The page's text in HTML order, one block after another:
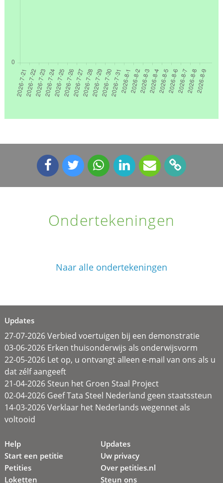
Ondertekeningen
Naar alle ondertekeningen
Updates
27-07-2026 Verbied voertuigen bij een demonstratie
03-06-2026 Erken thuisonderwijs als onderwijsvorm
22-05-2026 Let op, u ontvangt alleen e-mail van ons als u
dat zélf aangeeft
21-04-2026 Steun het Groen Staal Project
02-04-2026 Geef Tata Steel Nederland geen staatssteun
14-03-2026 Verklaar het Nederlands wegennet als
voltooid
Help
Start een petitie
Petities
Loketten
Updates
Uw privacy
Over petities.nl
Steun ons